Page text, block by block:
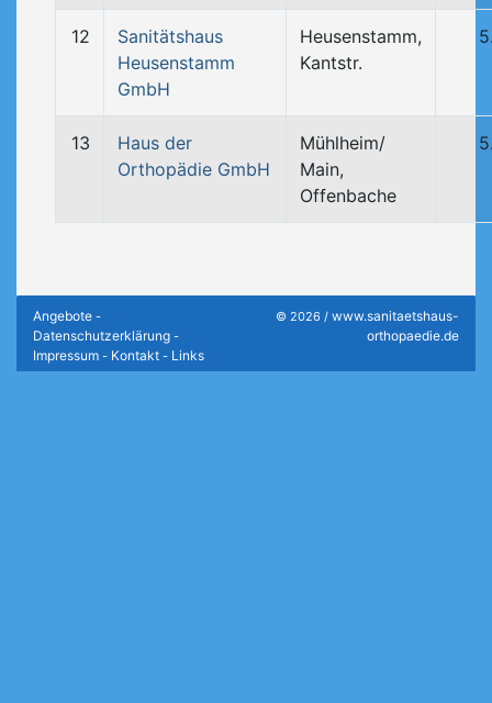
12
Sanitätshaus
Heusenstamm
GmbH
Heusenstamm,
Kantstr.
13
Haus der
Orthopädie GmbH
Mühlheim/
Main,
Offenbache
Angebote -
Datenschutzerklärung -
Impressum - Kontakt - Links
© 2026 / www.sanitaetshaus-
orthopaedie.de